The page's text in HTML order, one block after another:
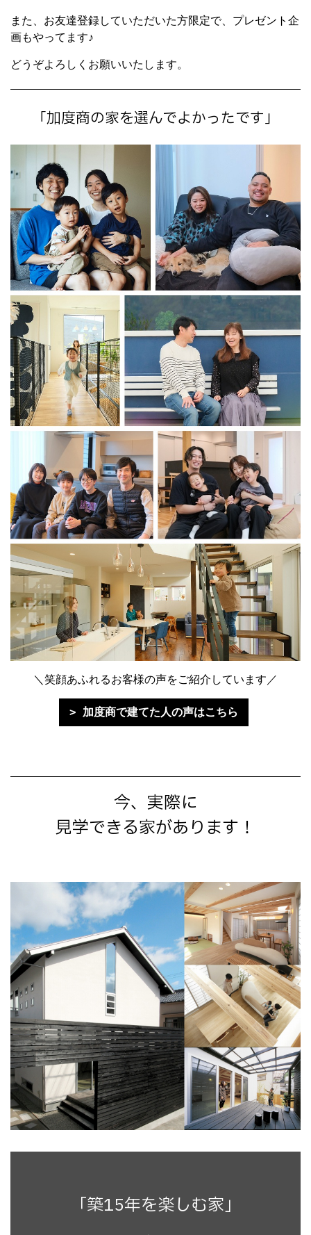
また、お友達登録していただいた方限定で、プレゼント企
画もやってます♪
どうぞよろしくお願いいたします。
「加度商の家を選んでよかったです」
＼笑顔あふれるお客様の声をご紹介しています／
加度商で建てた人の声はこちら
今、実際に
見学できる家があります！
「築15年を楽しむ家」